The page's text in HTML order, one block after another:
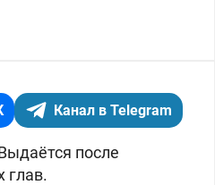
Канал в Telegram
после
глав.